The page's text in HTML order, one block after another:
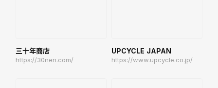
三十年商店
https://30nen.com/
UPCYCLE JAPAN
https://www.upcycle.co.jp/